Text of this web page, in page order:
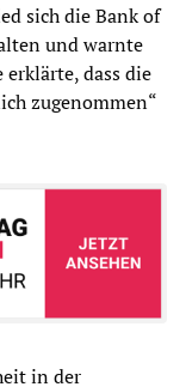
sich die Bank of
und warnte
dass die
zugenommen“
in der